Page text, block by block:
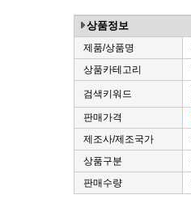
상품정보
제품/상품명
상품카테고리
검색키워드
판매가격
제조사/제조국가
상품구분
판매수량